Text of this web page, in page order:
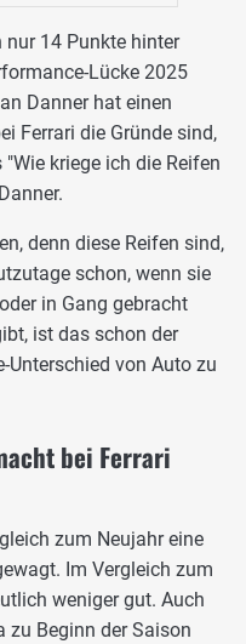
nur 14 Punkte hinter
Lücke 2025
Danner hat einen
Ferrari die Gründe sind,
kriege ich die Reifen
denn diese Reifen sind,
schon, wenn sie
in Gang gebracht
ist das schon der
Unterschied von Auto zu
bei Ferrari
zum Neujahr eine
Im Vergleich zum
weniger gut. Auch
zu Beginn der Saison